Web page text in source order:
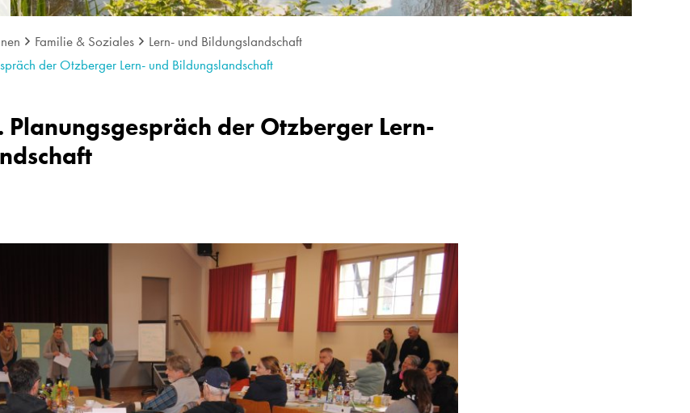
Familie & Soziales
Lern- und Bildungslandschaft
der Otzberger Lern- und Bildungslandschaft
Planungsgespräch der Otzberger Lern-